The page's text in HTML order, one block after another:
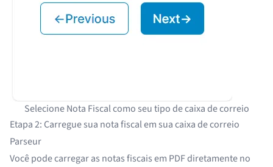
Selecione Nota Fiscal como seu tipo de caixa de correio
Etapa 2: Carregue sua nota fiscal em sua caixa de correio
Parseur
Você pode carregar as notas fiscais em PDF diretamente no